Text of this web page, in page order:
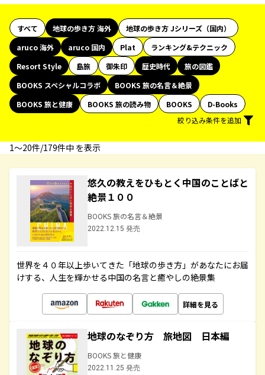
すべて 地球の歩き方 海外
地球の歩き方 Jシリーズ（国内）
aruco 海外
aruco 国内 Plat
ランキング&テクニック
Resort Style
島旅 御朱印 歴史時代
旅の図鑑
BOOKS スペシャルコラボ
BOOKS 旅の名言＆絶景
BOOKS 旅と健康
BOOKS 旅の読み物 BOOKS
D-Books
絞り込み条件を追加
1〜20件/179件中 を表示
悠久の教えをひもとく中国のことばと
絶景１００
BOOKS 旅の名言＆絶景
2022.12.15 発売
世界を４０年以上歩いてきた「地球の歩き方」があなたにお届
けする、人生を輝かせる中国の名言と癒やしの絶景集
詳細を見る
地球のなぞり方 旅地図 日本編
BOOKS 旅と健康
2022.11.25 発売